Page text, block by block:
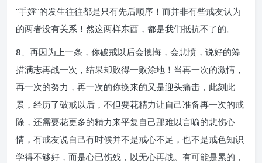
“手婬”的发生往往都是只有先后顺序！而并非有些戒友认为
的两者没有关系！然这两样东西，都是我们抵抗不了的。
8、再因为上一条，你破戒以后会懊悔，会悲愤，说好的筹
措满志再战一次，结果却败得一败涂地！当再一次的激情，
再一次的努力，再一次的你换来的又是迎头痛击，此刻此
景，经历了破戒以后，不但要花精力让自己准备再一次的戒
除，还需要花更多的精力来平复自己那难以言喻的悲伤心
情，有戒友说自己有时候并不是戒心不足，也不是戒色知识
学得不够好，而是心已伤残，以无心再战。有可能是累的，